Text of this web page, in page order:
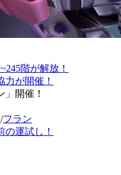
階が解放！
が開催！
」開催！
/フラン
の運試し！